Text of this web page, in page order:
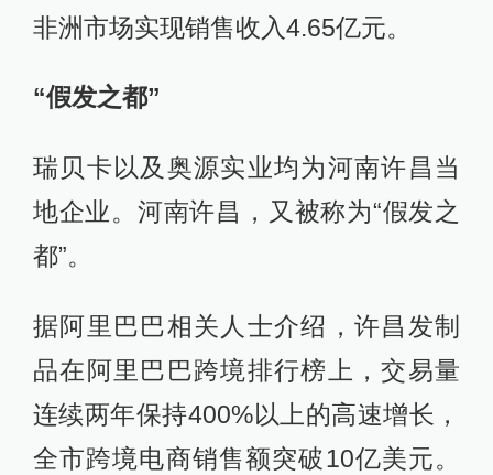
非洲市场实现销售收入4.65亿元。
“假发之都”
瑞贝卡以及奥源实业均为河南许昌当
地企业。河南许昌，又被称为“假发之
都”。
据阿里巴巴相关人士介绍，许昌发制
品在阿里巴巴跨境排行榜上，交易量
连续两年保持400%以上的高速增长，
全市跨境电商销售额突破10亿美元。